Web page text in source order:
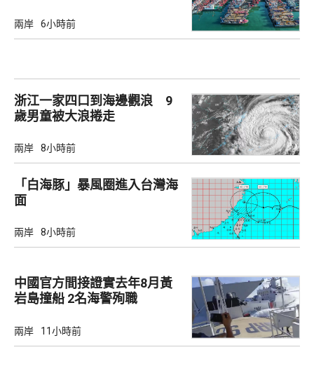
兩岸 6小時前
浙江一家四口到海邊觀浪 9
歲男童被大浪捲走
兩岸 8小時前
「白海豚」暴風圈進入台灣海
面
兩岸 8小時前
中國官方間接證實去年8月黃
岩島撞船 2名海警殉職
兩岸 11小時前